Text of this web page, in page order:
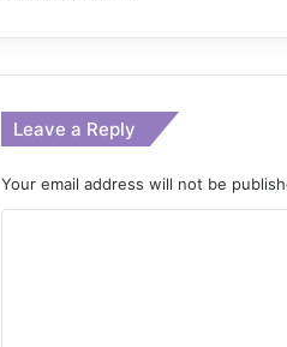
Leave a Reply
Your email address will not be